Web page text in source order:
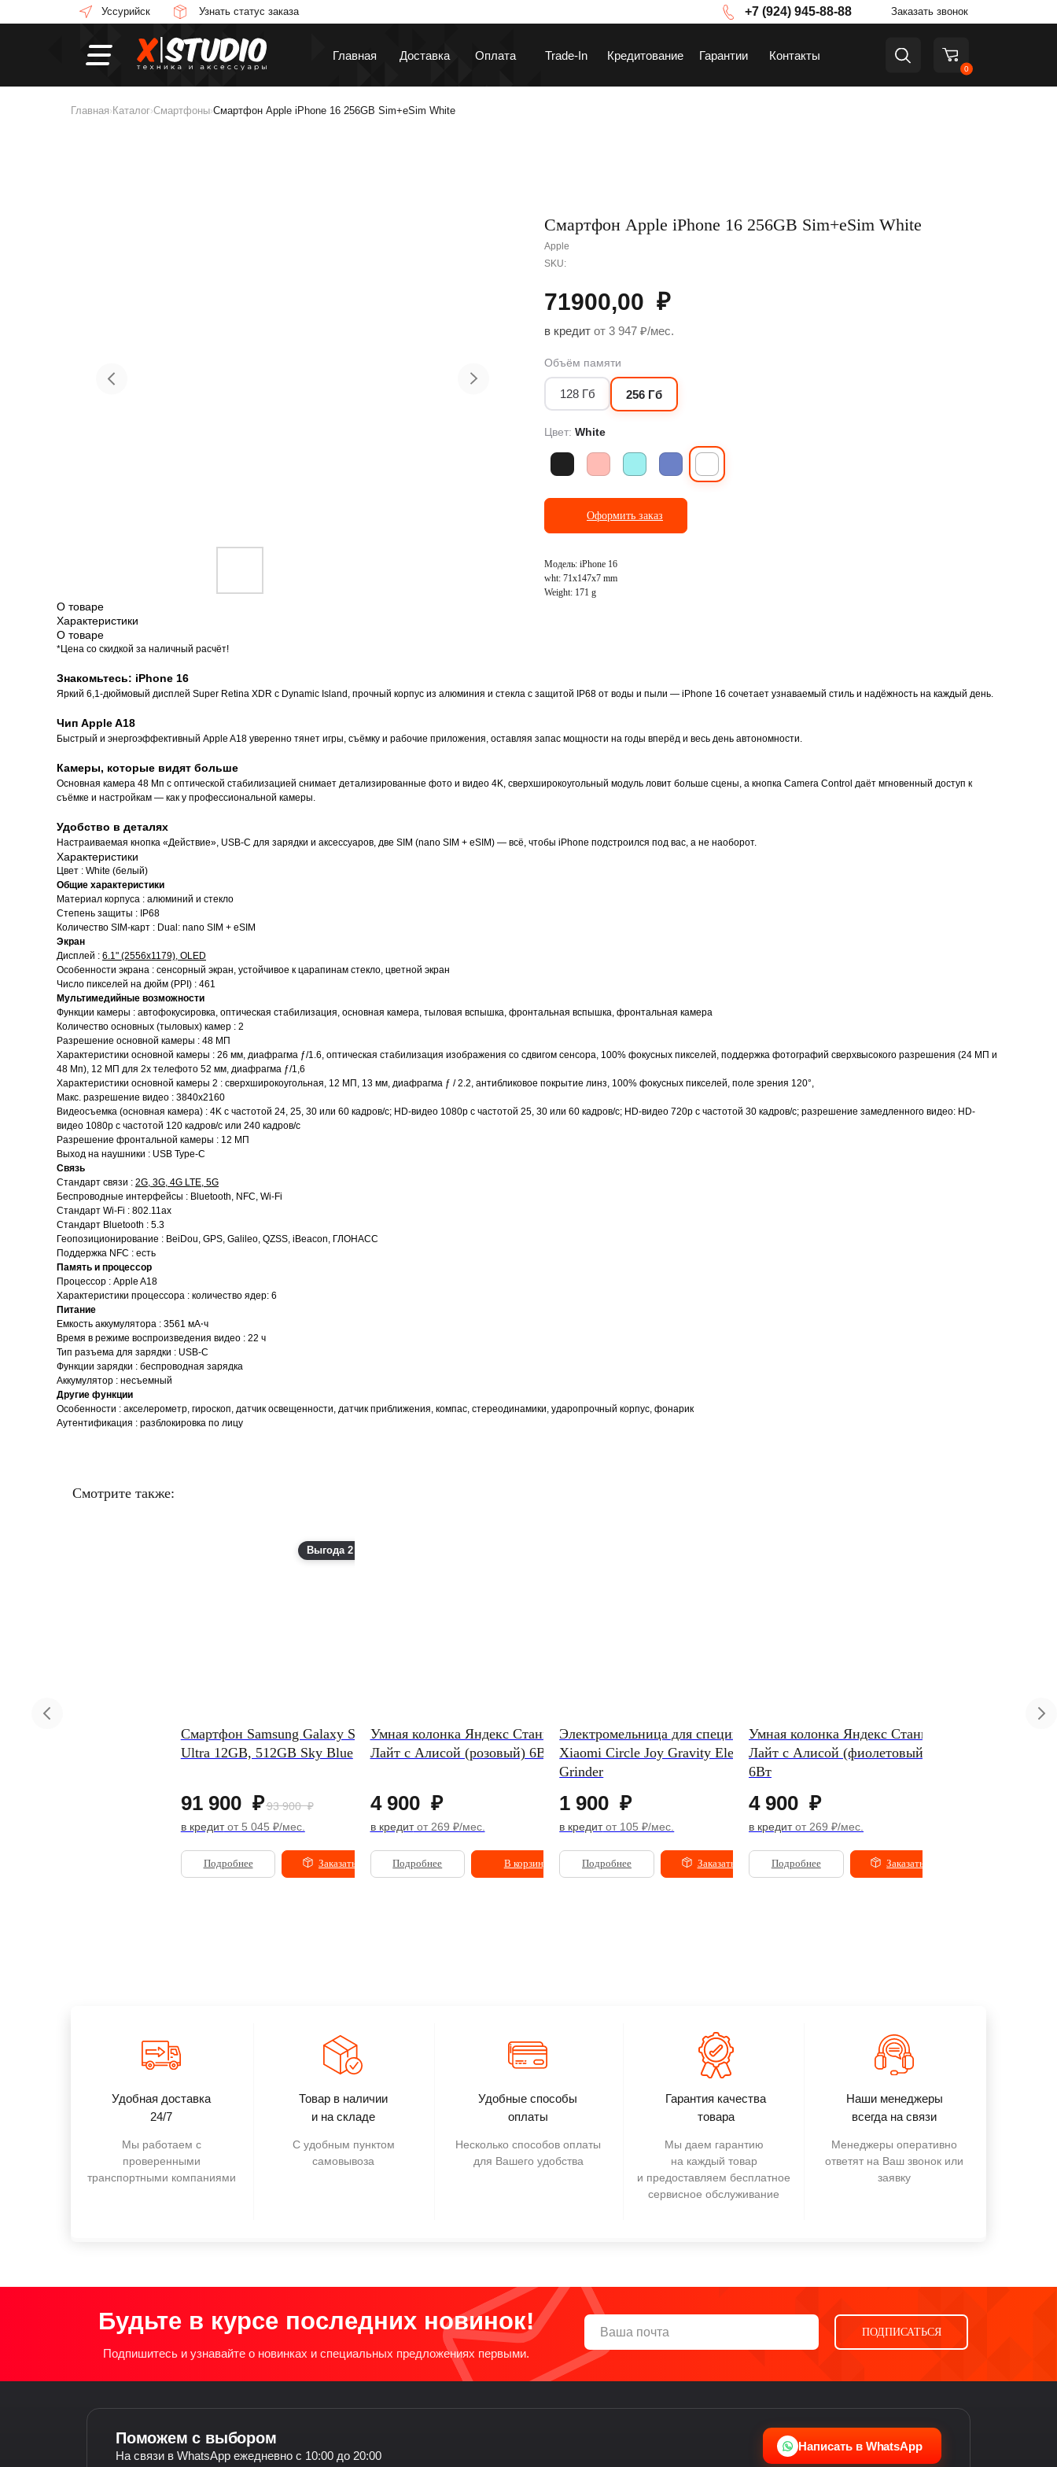
Главная Доставка Оплата Trade-In Кредитование Гарантии Контакты
Заказать звонок
+7 (924) 945-88-88
Узнать статус заказа
Уссурийск
0
Главная› Каталог›Смартфоны›Смартфон Apple iPhone 16 256GB Sim+eSim White
Смартфон Apple iPhone 16 256GB Sim+eSim White
Apple
SKU:
71900,00 ₽
в кредит от 3 947 ₽/мес.
Объём памяти
128 Гб 256 Гб
Цвет: White
Оформить заказ
Модель: iPhone 16
wht: 71x147x7 mm
Weight: 171 g
О товаре
Характеристики
О товаре
*Цена со скидкой за наличный расчёт!
Знакомьтесь: iPhone 16
Яркий 6,1-дюймовый дисплей Super Retina XDR с Dynamic Island, прочный корпус из алюминия и стекла с защитой IP68 от воды и пыли — iPhone 16 сочетает узнаваемый стиль и надёжность на каждый день.
Чип Apple A18
Быстрый и энергоэффективный Apple A18 уверенно тянет игры, съёмку и рабочие приложения, оставляя запас мощности на годы вперёд и весь день автономности.
Камеры, которые видят больше
Основная камера 48 Мп с оптической стабилизацией снимает детализированные фото и видео 4K, сверхширокоугольный модуль ловит больше сцены, а кнопка Camera Control даёт мгновенный доступ к
съёмке и настройкам — как у профессиональной камеры.
Удобство в деталях
Настраиваемая кнопка «Действие», USB-C для зарядки и аксессуаров, две SIM (nano SIM + eSIM) — всё, чтобы iPhone подстроился под вас, а не наоборот.
Характеристики
Цвет : White (белый)
Общие характеристики
Материал корпуса : алюминий и стекло
Степень защиты : IP68
Количество SIM-карт : Dual: nano SIM + eSIM
Экран
Дисплей : 6.1" (2556x1179), OLED
Особенности экрана : сенсорный экран, устойчивое к царапинам стекло, цветной экран
Число пикселей на дюйм (PPI) : 461
Мультимедийные возможности
Функции камеры : автофокусировка, оптическая стабилизация, основная камера, тыловая вспышка, фронтальная вспышка, фронтальная камера
Количество основных (тыловых) камер : 2
Разрешение основной камеры : 48 МП
Характеристики основной камеры : 26 мм, диафрагма ƒ/1.6, оптическая стабилизация изображения со сдвигом сенсора, 100% фокусных пикселей, поддержка фотографий сверхвысокого разрешения (24 МП и
48 Мп), 12 МП для 2x телефото 52 мм, диафрагма ƒ/1,6
Характеристики основной камеры 2 : сверхширокоугольная, 12 МП, 13 мм, диафрагма ƒ / 2.2, антибликовое покрытие линз, 100% фокусных пикселей, поле зрения 120°,
Макс. разрешение видео : 3840x2160
Видеосъемка (основная камера) : 4K с частотой 24, 25, 30 или 60 кадров/ с; HD-видео 1080p с частотой 25, 30 или 60 кадров/ с; HD-видео 720p с частотой 30 кадров/ с; разрешение замедленного видео: HD-
видео 1080р c частотой 120 кадров/ с или 240 кадров/ с
Разрешение фронтальной камеры : 12 МП
Выход на наушники : USB Type-C
Связь
Стандарт связи : 2G, 3G, 4G LTE, 5G
Беспроводные интерфейсы : Bluetooth, NFC, Wi-Fi
Стандарт Wi-Fi : 802.11ax
Стандарт Bluetooth : 5.3
Геопозиционирование : BeiDou, GPS, Galileo, QZSS, iBeacon, ГЛОНАСС
Поддержка NFC : есть
Память и процессор
Процессор : Apple A18
Характеристики процессора : количество ядер: 6
Питание
Емкость аккумулятора : 3561 мА⋅ч
Время в режиме воспроизведения видео : 22 ч
Тип разъема для зарядки : USB-C
Функции зарядки : беспроводная зарядка
Аккумулятор : несъемный
Другие функции
Особенности : акселерометр, гироскоп, датчик освещенности, датчик приближения, компас, стереодинамики, ударопрочный корпус, фонарик
Аутентификация : разблокировка по лицу
Смотрите также:
Смартфон Samsung Galaxy S26
Ultra 12GB, 512GB Sky Blue
91 900 ₽93 900 ₽
в кредитот 5 045 ₽/мес.
Подробнее Заказать
Выгода 2 000 ₽
Умная колонка Яндекс Станция
Лайт с Алисой (розовый) 6Вт
4 900 ₽
в кредитот 269 ₽/мес.
Подробнее В корзину
Электромельница для специй
Xiaomi Circle Joy Gravity Electric
Grinder
1 900 ₽
в кредитот 105 ₽/мес.
Подробнее Заказать
Умная колонка Яндекс Станция
Лайт с Алисой (фиолетовый)
6Вт
4 900 ₽
в кредитот 269 ₽/мес.
Подробнее Заказать
Удобная доставка
24/7
Товар в наличии
и на складе
Удобные способы
оплаты
Гарантия качества
товара
Наши менеджеры
всегда на связи
Мы работаем с
проверенными
транспортными компаниями
С удобным пунктом
самовывоза
Несколько способов оплаты
для Вашего удобства
Мы даем гарантию
на каждый товар
и предоставляем бесплатное
сервисное обслуживание
Менеджеры оперативно
ответят на Ваш звонок или
заявку
Будьте в курсе последних новинок!
Подпишитесь и узнавайте о новинках и специальных предложениях первыми.
ПОДПИСАТЬСЯ
Поможем с выбором
На связи в WhatsApp ежедневно с 10:00 до 20:00
Написать в WhatsApp
Гаджеты и устройства ТВ и приставки
Автотовары
Фото и видеосъёмка